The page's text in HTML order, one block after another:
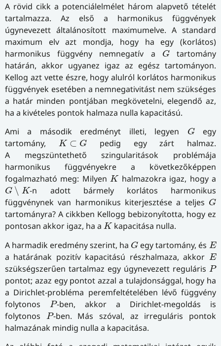
A rövid cikk a potenciálelmélet három alapvető tételét
tartalmazza. Az első a harmonikus függvények
úgynevezett általánosított maximumelve. A standard
maximum elv azt mondja, hogy ha egy (korlátos)
harmonikus függvény nemnegatív a
G
Gtartomány
határán, akkor ugyanez igaz az egész tartományon.
Kellog azt vette észre, hogy alulról korlátos harmonikus
függvények esetében a nemnegativitást nem szükséges
a határ minden pontjában megkövetelni, elegendő az,
ha a kivételes pontok halmaza nulla kapacitású.
Ami a második eredményt illeti, legyen
G
Gegy
tartomány,
K ⊂ G
K⊂G
pedig egy zárt halmaz.
A megszüntethető szingularitások problémája
harmonikus függvényekre a következőképpen
fogalmazható meg: MilyenK
K halmazokra igaz, hogy a
G ∖ K
G∖K -n adott bármely korlátos harmonikus
függvénynek van harmonikus kiterjesztése a teljes G
G
tartományra? A cikkben Kellogg bebizonyította, hogy ez
pontosan akkor igaz, ha a K
K kapacitása nulla.
A harmadik eredmény szerint, ha G
G egy tartomány, és E
E
a határának pozitív kapacitású részhalmaza, akkor E
E
szükségszerűen tartalmaz egy úgynevezett reguláris P
P
pontot; azaz egy pontot azzal a tulajdonsággal, hogy ha
a Dirichlet-probléma peremfeltételében lévő függvény
folytonos
P
P-ben, akkor a Dirichlet-megoldás is
folytonos
P
P-ben. Más szóval, az irreguláris pontok
halmazának mindig nulla a kapacitása.